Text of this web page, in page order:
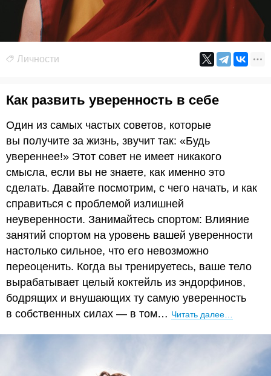
Личности
Как развить уверенность в себе
Один из самых частых советов, которые
вы получите за жизнь, звучит так: «Будь
увереннее!» Этот совет не имеет никакого
смысла, если вы не знаете, как именно это
сделать. Давайте посмотрим, с чего начать, и как
справиться с проблемой излишней
неуверенности. Занимайтесь спортом: Влияние
занятий спортом на уровень вашей уверенности
настолько сильное, что его невозможно
переоценить. Когда вы тренируетесь, ваше тело
вырабатывает целый коктейль из эндорфинов,
бодрящих и внушающих ту самую уверенность
в собственных силах — в том… Читать далее…